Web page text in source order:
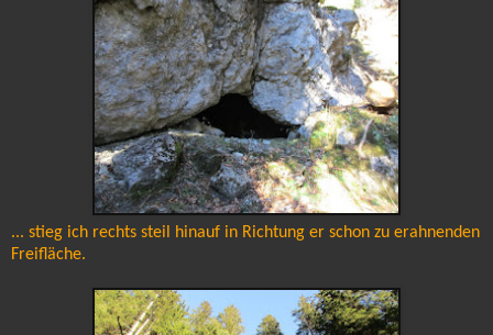
... stieg ich rechts steil hinauf in Richtung er schon zu erahnenden
Freifläche.